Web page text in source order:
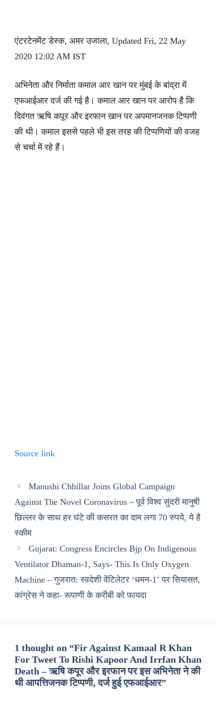
एंटरटेनमेंट डेस्क, अमर उजाला, Updated Fri, 22 May
2020 12:02 AM IST
अभिनेता और निर्माता कमाल आर खान पर मुंबई के बांद्रा में
एफआईआर दर्ज की गई है। कमाल आर खान पर आरोप है कि
दिवंगत ऋषि कपूर और इरफान खान पर अपमानजनक टिप्पणी
की थी। कमाल इससे पहले भी इस तरह की टिप्पणियों की वजह
से चर्चा में रहे हैं।
Source link
Manushi Chhillar Joins Global Campaign
Against The Novel Coronavirus – पूर्व विश्व सुंदरी मानुषी
छिल्लर के साथ हर घंटे की कसरत का दाम लगा 70 रुपये, ये है
स्कीम
Gujarat: Congress Encircles Bjp On Indigenous
Ventilator Dhaman-1, Says- This Is Only Oxygen
Machine – गुजरात: स्वदेशी वेंटिलेटर ‘धमन-1’ पर सियासत,
कांग्रेस ने कहा- रूपाणी के करीबी को फायदा
1 thought on “Fir Against Kamaal R Khan
For Tweet To Rishi Kapoor And Irrfan Khan
Death – ऋषि कपूर और इरफान पर इस अभिनेता ने की
थी आपत्तिजनक टिप्पणी, दर्ज हुई एफआईआर”